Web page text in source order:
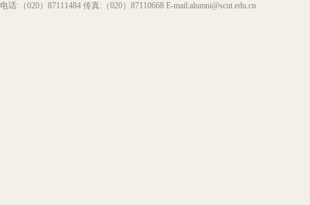
电话:（020）87111484 传真:（020）87110668 E-mail:alumni@scut.edu.cn